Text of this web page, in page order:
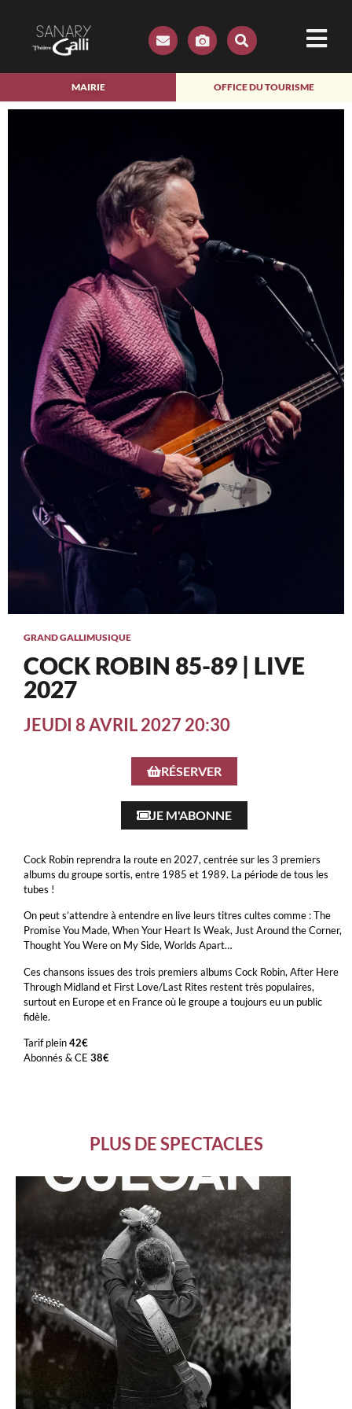
MAIRIE OFFICE DU TOURISME
GRAND GALLIMUSIQUE
COCK ROBIN 85-89 | LIVE
2027
JEUDI 8 AVRIL 2027 20:30
RÉSERVER
JE M'ABONNE
Cock Robin reprendra la route en 2027, centrée sur les 3 premiers
albums du groupe sortis, entre 1985 et 1989. La période de tous les
tubes !
On peut s’attendre à entendre en live leurs titres cultes comme : The
Promise You Made, When Your Heart Is Weak, Just Around the Corner,
Thought You Were on My Side, Worlds Apart…
Ces chansons issues des trois premiers albums Cock Robin, After Here
Through Midland et First Love/Last Rites restent très populaires,
surtout en Europe et en France où le groupe a toujours eu un public
fidèle.
Tarif plein42€
Abonnés & CE 38€
PLUS DE SPECTACLES